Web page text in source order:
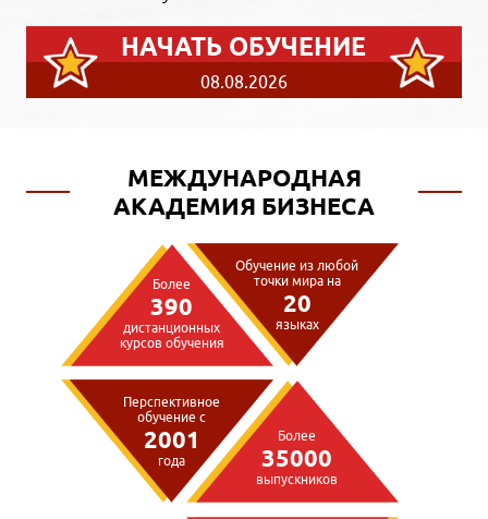
НАЧАТЬ ОБУЧЕНИЕ
08.08.2026
МЕЖДУНАРОДНАЯ
АКАДЕМИЯ БИЗНЕСА
Более
390
дистанционных
курсов обучения
Обучение из любой
точки мира на
20
языках
Перспективное
обучение с
2001
года
Более
35000
выпускников